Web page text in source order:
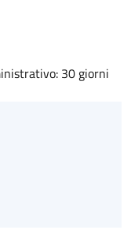
30 giorni